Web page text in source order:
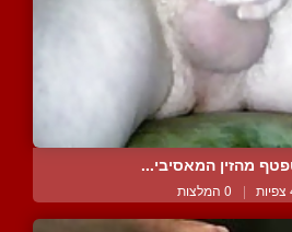
מהזין המאסיבי...
| 0 המלצות